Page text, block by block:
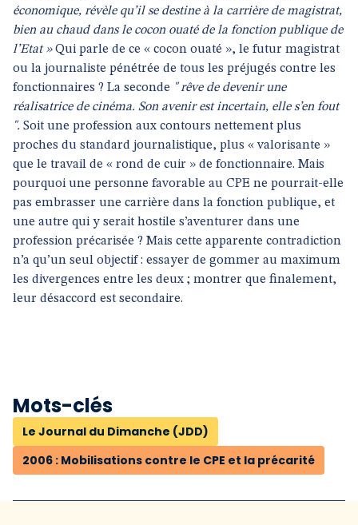
économique, révèle qu’il se destine à la carrière de magistrat,
bien au chaud dans le cocon ouaté de la fonction publique de
l’Etat »Qui parle de ce « cocon ouaté », le futur magistrat
ou la journaliste pénétrée de tous les préjugés contre les
fonctionnaires ? La seconde " rêve de devenir une
réalisatrice de cinéma. Son avenir est incertain, elle s’en fout
". Soit une profession aux contours nettement plus
proches du standard journalistique, plus « valorisante »
que le travail de « rond de cuir » de fonctionnaire. Mais
pourquoi une personne favorable au CPE ne pourrait-elle
pas embrasser une carrière dans la fonction publique, et
une autre qui y serait hostile s’aventurer dans une
profession précarisée ? Mais cette apparente contradiction
n’a qu’un seul objectif : essayer de gommer au maximum
les divergences entre les deux ; montrer que finalement,
leur désaccord est secondaire.
Mots-clés
Le Journal du Dimanche (JDD)
2006 : Mobilisations contre le CPE et la précarité